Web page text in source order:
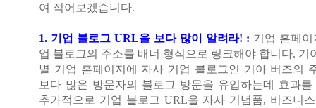
여 적어보겠습니다.
1. 기업 블로그 URL을 보다 많이 알려라! : 기업 홈페
업 블로그의 주소를 배너 형식으로 링크해야 합니다. 기
별 기업 홈페이지에 자사 기업 블로그인 기아 버즈의
보다 많은 방문자의 블로그 방문을 유입하는데 효과
추가적으로 기업 블로그 URL을 자사 기념품, 비즈니